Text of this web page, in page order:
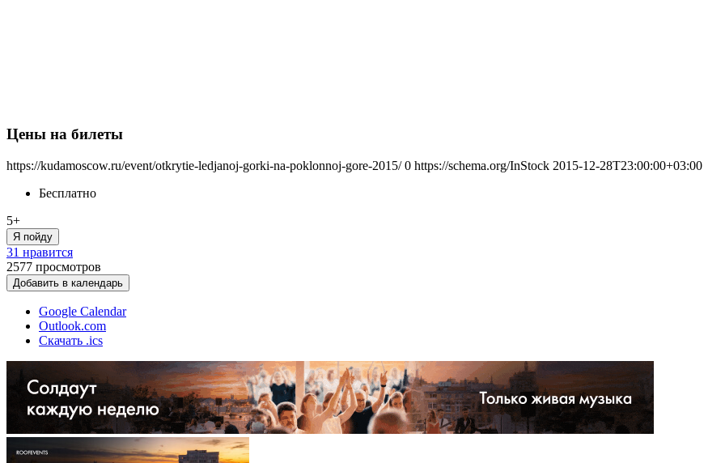
Цены на билеты
https://kudamoscow.ru/event/otkrytie-ledjanoj-gorki-na-poklonnoj-gore-2015/ 0 https://schema.org/InStock 2015-12-28T23:00:00+03:00
Бесплатно
5+
Я пойду
31 нравится
2577 просмотров
Добавить в календарь
Google Calendar
Outlook.com
Скачать .ics